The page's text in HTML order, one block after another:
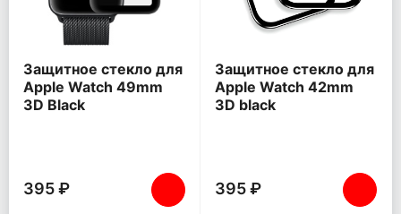
Защитное стекло для
Apple Watch 49mm
3D Black
395 ₽
Защитное стекло для
Apple Watch 42mm
3D black
395 ₽